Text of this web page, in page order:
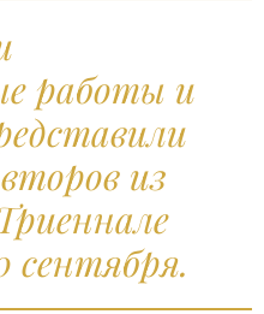
работы и
из
сентября.